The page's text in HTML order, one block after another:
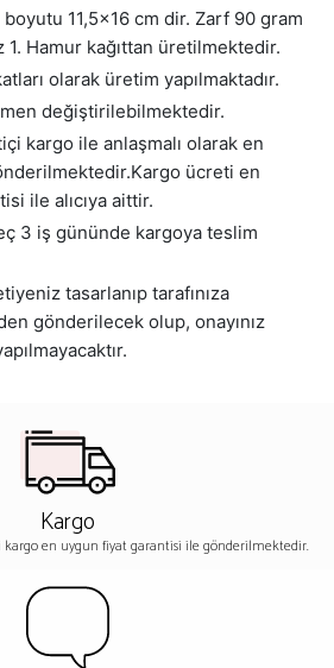
boyutu 11,5x16 cm dir. Zarf 90 gram
1. Hamur kağıttan üretilmektedir.
olarak üretim yapılmaktadır.
değiştirilebilmektedir.
kargo ile anlaşmalı olarak en
ücreti en
ile alıcıya aittir.
3 iş gününde kargoya teslim
tasarlanıp tarafınıza
gönderilecek olup, onayınız
Kargo
en uygun fiyat garantisi ile gönderilmektedir.